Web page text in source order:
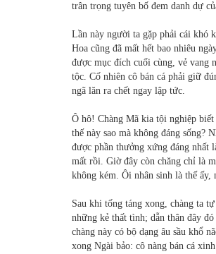
trân trọng tuyên bố đem danh dự
Lần này người ta gặp phải cái khó
Hoa cũng đã mất hết bao nhiêu
được mục đích cuối cùng, vẻ vang
tộc. Cố nhiên cô bán cá phải giữ
ngã lăn ra chết ngay lập tức.
Ô hô! Chàng Mã kia tội nghiệp
thế này sao mà không đáng sống?
được phần thưởng xứng đáng nhất
mất rồi. Giờ đây còn chăng chỉ là
không kém. Ôi nhân sinh là thế
Sau khi tống táng xong, chàng ta
những kẻ thất tình; dẫn thân đây
chàng này có bộ dạng âu sầu khổ
xong Ngài bảo: cô nàng bán cá